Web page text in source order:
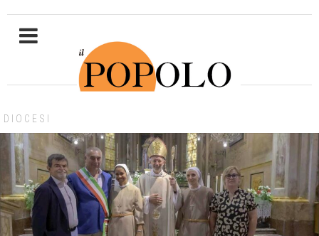
DIOCESI